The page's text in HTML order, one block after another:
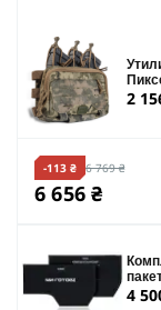
2
-113 ₴ 6 769 ₴
6 656 ₴
4